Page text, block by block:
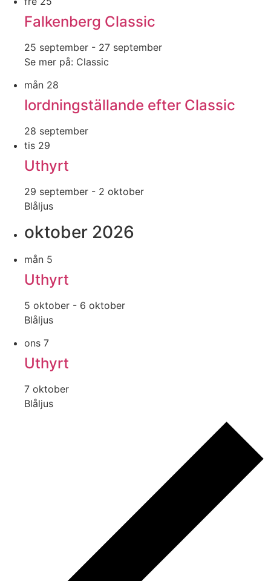
Falkenberg Classic
25 september - 27 september
Se mer på: Classic
mån 28
Iordningställande efter Classic
28 september
tis 29
Uthyrt
29 september - 2 oktober
Blåljus
oktober 2026
mån 5
Uthyrt
5 oktober - 6 oktober
Blåljus
ons 7
Uthyrt
7 oktober
Blåljus